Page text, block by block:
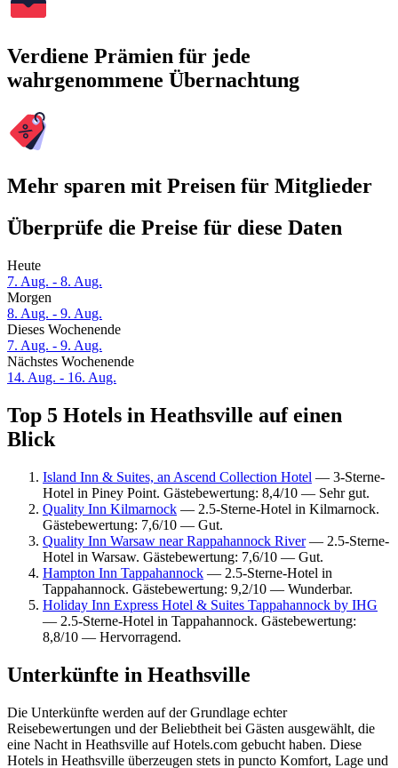
Verdiene Prämien für jede
wahrgenommene Übernachtung
Mehr sparen mit Preisen für Mitglieder
Überprüfe die Preise für diese Daten
Heute
7. Aug. - 8. Aug.
Morgen
8. Aug. - 9. Aug.
Dieses Wochenende
7. Aug. - 9. Aug.
Nächstes Wochenende
14. Aug. - 16. Aug.
Top 5 Hotels in Heathsville auf einen
Blick
Island Inn & Suites, an Ascend Collection Hotel — 3-Sterne-
Hotel in Piney Point. Gästebewertung: 8,4/10 — Sehr gut.
Quality Inn Kilmarnock — 2.5-Sterne-Hotel in Kilmarnock.
Gästebewertung: 7,6/10 — Gut.
Quality Inn Warsaw near Rappahannock River— 2.5-Sterne-
Hotel in Warsaw. Gästebewertung: 7,6/10 — Gut.
Hampton Inn Tappahannock — 2.5-Sterne-Hotel in
Tappahannock. Gästebewertung: 9,2/10 — Wunderbar.
Holiday Inn Express Hotel & Suites Tappahannock by IHG
— 2.5-Sterne-Hotel in Tappahannock. Gästebewertung:
8,8/10 — Hervorragend.
Unterkünfte in Heathsville
Die Unterkünfte werden auf der Grundlage echter
Reisebewertungen und der Beliebtheit bei Gästen ausgewählt, die
eine Nacht in Heathsville auf Hotels.com gebucht haben. Diese
Hotels in Heathsville überzeugen stets in puncto Komfort, Lage und